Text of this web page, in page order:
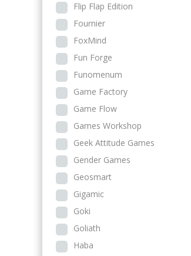
Flip Flap Edition
Fournier
FoxMind
Fun Forge
Funomenum
Game Factory
Game Flow
Games Workshop
Geek Attitude Games
Gender Games
Geosmart
Gigamic
Goki
Goliath
Haba